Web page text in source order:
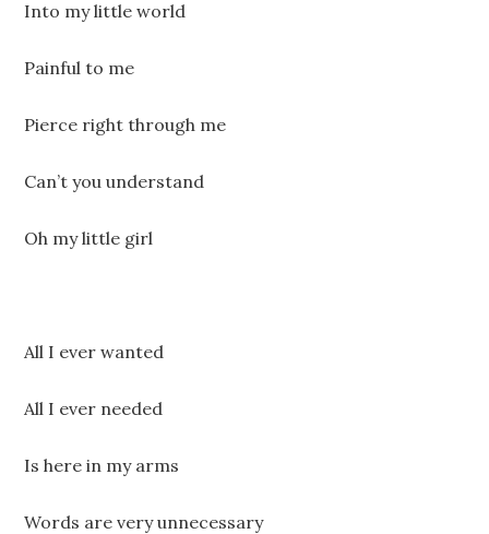
Into my little world
Painful to me
Pierce right through me
Can’t you understand
Oh my little girl
All I ever wanted
All I ever needed
Is here in my arms
Words are very unnecessary